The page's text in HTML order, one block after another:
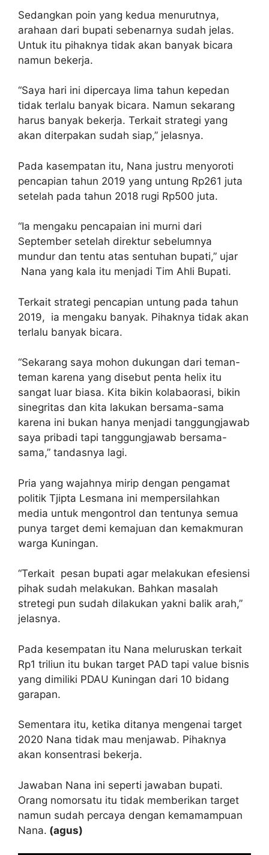
Sedangkan poin yang kedua menurutnya,
arahaan dari bupati sebenarnya sudah jelas.
Untuk itu pihaknya tidak akan banyak bicara
namun bekerja.
“Saya hari ini dipercaya lima tahun kepedan
tidak terlalu banyak bicara. Namun sekarang
harus banyak bekerja. Terkait strategi yang
akan diterpakan sudah siap,” jelasnya.
Pada kasempatan itu, Nana justru menyoroti
pencapian tahun 2019 yang untung Rp261 juta
setelah pada tahun 2018 rugi Rp500 juta.
“Ia mengaku pencapaian ini murni dari
September setelah direktur sebelumnya
mundur dan tentu atas sentuhan bupati,” ujar
Nana yang kala itu menjadi Tim Ahli Bupati.
Terkait strategi pencapian untung pada tahun
2019, ia mengaku banyak. Pihaknya tidak akan
terlalu banyak bicara.
“Sekarang saya mohon dukungan dari teman-
teman karena yang disebut penta helix itu
sangat luar biasa. Kita bikin kolabaorasi, bikin
sinegritas dan kita lakukan bersama-sama
karena ini bukan hanya menjadi tanggungjawab
saya pribadi tapi tanggungjawab bersama-
sama,” tandasnya lagi.
Pria yang wajahnya mirip dengan pengamat
politik Tjipta Lesmana ini mempersilahkan
media untuk mengontrol dan tentunya semua
punya target demi kemajuan dan kemakmuran
warga Kuningan.
“Terkait pesan bupati agar melakukan efesiensi
pihak sudah melakukan. Bahkan masalah
stretegi pun sudah dilakukan yakni balik arah,”
jelasnya.
Pada kesempatan itu Nana meluruskan terkait
Rp1 triliun itu bukan target PAD tapi value bisnis
yang dimiliki PDAU Kuningan dari 10 bidang
garapan.
Sementara itu, ketika ditanya mengenai target
2020 Nana tidak mau menjawab. Pihaknya
akan konsentrasi bekerja.
Jawaban Nana ini seperti jawaban bupati.
Orang nomorsatu itu tidak memberikan target
namun sudah percaya dengan kemamampuan
Nana. (agus)